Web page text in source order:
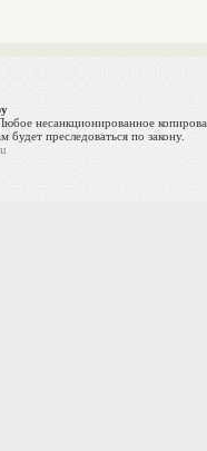
несанкционированное
будет преследоваться по закону.